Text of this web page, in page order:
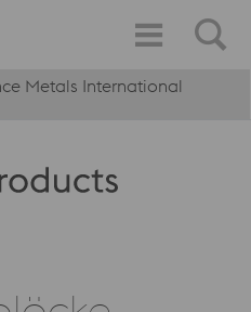
Metals International
Products